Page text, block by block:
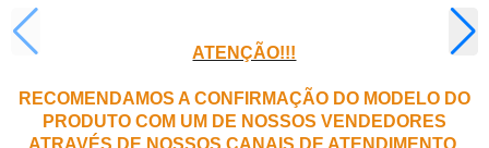
ATENÇÃO!!!
RECOMENDAMOS A CONFIRMAÇÃO DO MODELO DO
PRODUTO COM UM DE NOSSOS VENDEDORES